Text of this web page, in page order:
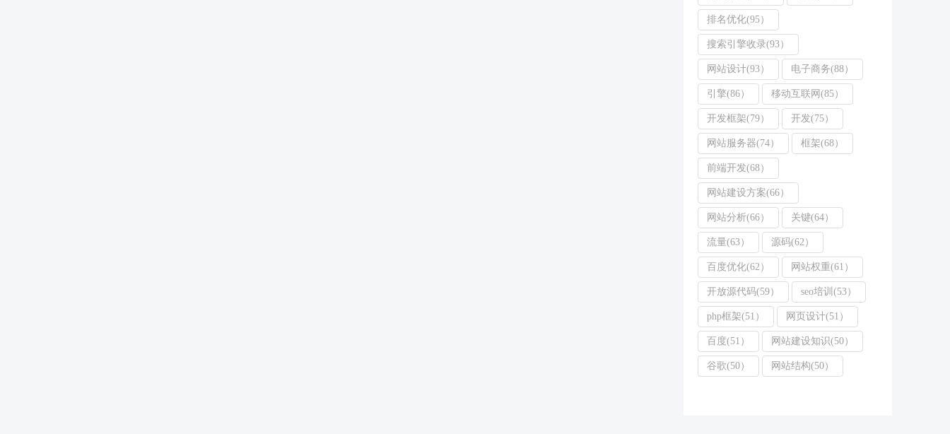
排名优化(95）
搜索引擎收录(93）
网站设计(93） 电子商务(88）
引擎(86） 移动互联网(85）
开发框架(79） 开发(75）
网站服务器(74） 框架(68）
前端开发(68）
网站建设方案(66）
网站分析(66） 关键(64）
流量(63） 源码(62）
百度优化(62） 网站权重(61）
开放源代码(59） seo培训(53）
php框架(51） 网页设计(51）
百度(51） 网站建设知识(50）
谷歌(50） 网站结构(50）